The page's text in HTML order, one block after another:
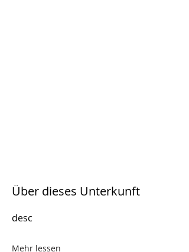
Über dieses Unterkunft
desc
Mehr lessen